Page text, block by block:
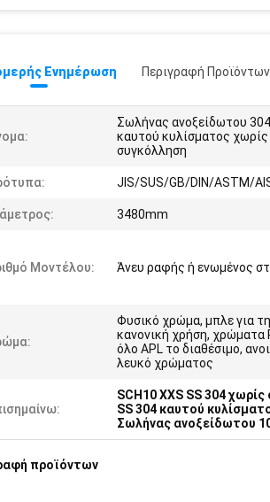
Ενημέρωση Περιγραφή Προϊόντων
Σωλήνας ανοξείδωτου 304
καυτού κυλίσματος χωρίς
συγκόλληση
JIS/SUS/GB/DIN/ASTM/
3480mm
Μοντέλου: Άνευ ραφής ή ενωμένος
Φυσικό χρώμα, μπλε για
κανονική χρήση, χρώματα
όλο APL το διαθέσιμο,
λευκό χρώματος
SCH10 XXS SS 304
SS 304 καυτού
Σωλήνας ανοξείδωτου
προϊόντων